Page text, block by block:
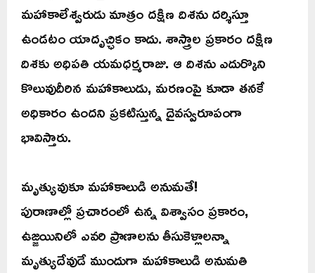
మహాకాలేశ్వరుడు మాత్రం దక్షిణ దిశను దర్శిస్తూ
ఉండటం యాదృచ్ఛికం కాదు. శాస్త్రాల ప్రకారం దక్షిణ
దిశకు అధిపతి యమధర్మరాజు. ఆ దిశను ఎదుర్కొని
కొలువుదీరిన మహాకాలుడు, మరణంపై కూడా తనకే
అధికారం ఉందని ప్రకటిస్తున్న దైవస్వరూపంగా
భావిస్తారు.
మృత్యువుకూ మహాకాలుడి అనుమతే!
పురాణాల్లో ప్రచారంలో ఉన్న విశ్వాసం ప్రకారం,
ఉజ్జయినిలో ఎవరి ప్రాణాలను తీసుకెళ్లాలన్నా
మృత్యుదేవుడే ముందుగా మహాకాలుడి అనుమతి